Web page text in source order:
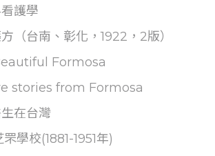
護學
（台南、彰化，1922，2版）
Formosa
stories from Formosa
在台灣
學校(1881-1951年)